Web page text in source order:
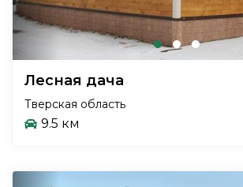
Лесная дача
Тверская область
9.5 км